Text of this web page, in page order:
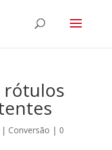
rótulos
Conversão | 0